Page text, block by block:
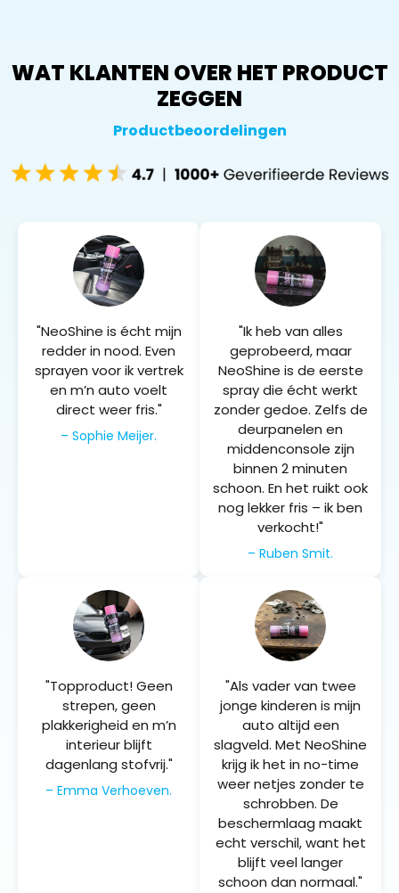
WAT KLANTEN OVER HET PRODUCT
ZEGGEN
Productbeoordelingen
"NeoShine is écht mijn
redder in nood. Even
sprayen voor ik vertrek
en m’n auto voelt
direct weer fris."
– Sophie Meijer.
"Ik heb van alles
geprobeerd, maar
NeoShine is de eerste
spray die écht werkt
zonder gedoe. Zelfs de
deurpanelen en
middenconsole zijn
binnen 2 minuten
schoon. En het ruikt ook
nog lekker fris – ik ben
verkocht!"
– Ruben Smit.
"Topproduct! Geen
strepen, geen
plakkerigheid en m’n
interieur blijft
dagenlang stofvrij."
– Emma Verhoeven.
"Als vader van twee
jonge kinderen is mijn
auto altijd een
slagveld. Met NeoShine
krijg ik het in no-time
weer netjes zonder te
schrobben. De
beschermlaag maakt
echt verschil, want het
blijft veel langer
schoon dan normaal."